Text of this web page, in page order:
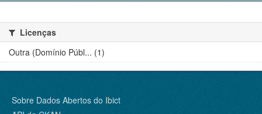
Licenças
Outra (Domínio Públ... (1)
Sobre Dados Abertos do Ibict